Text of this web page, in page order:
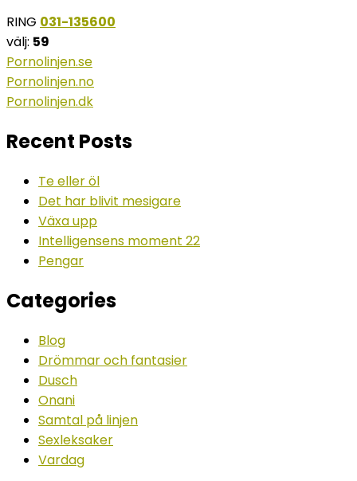
RING 031-135600
välj: 59
Pornolinjen.se
Pornolinjen.no
Pornolinjen.dk
Recent Posts
Te eller öl
Det har blivit mesigare
Växa upp
Intelligensens moment 22
Pengar
Categories
Blog
Drömmar och fantasier
Dusch
Onani
Samtal på linjen
Sexleksaker
Vardag